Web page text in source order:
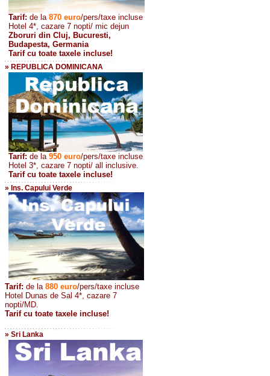
Tarif: de la 870 euro/pers/taxe incluse
Hotel 4*, cazare 7 nopti/ mic dejun
Zboruri din Cluj, Bucuresti,
Budapesta, Germania
Tarif cu toate taxele incluse!
» REPUBLICA DOMINICANA
Tarif: de la 950 euro/pers/taxe incluse
Hotel 3*, cazare 7 nopti/ all inclusive.
Tarif cu toate taxele incluse!
» Ins. Capului Verde
Tarif: de la 880 euro/pers/taxe incluse
Hotel Dunas de Sal 4*, cazare 7
nopti/MD.
Tarif cu toate taxele incluse!
» Sri Lanka